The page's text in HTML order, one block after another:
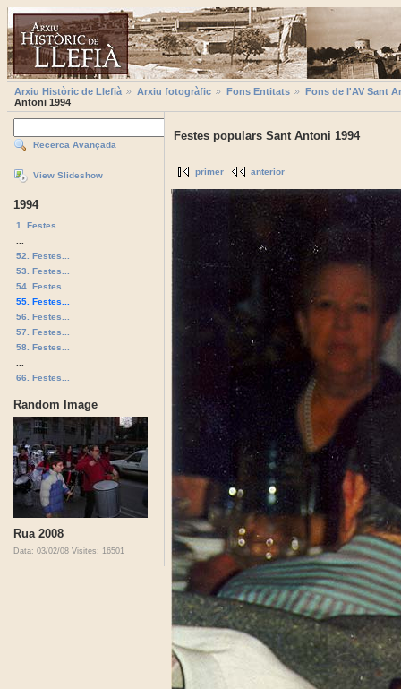
Arxiu Històric de Llefià Arxiu fotogràfic Fons Entitats
Fons de l'AV Sant
Antoni 1994
Recerca Avançada
View Slideshow
1994
1. Festes...
52. Festes...
53. Festes...
54. Festes...
55. Festes...
56. Festes...
57. Festes...
58. Festes...
66. Festes...
Random Image
Rua 2008
Data: 03/02/08 Visites: 16501
Festes populars Sant Antoni 1994
primer anterior